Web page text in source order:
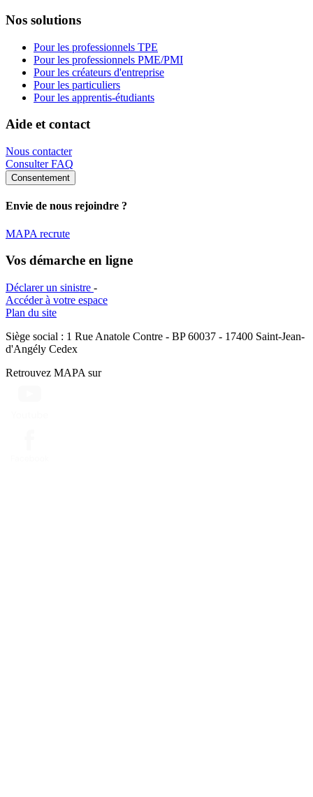
Nos solutions
Pour les professionnels TPE
Pour les professionnels PME/PMI
Pour les créateurs d'entreprise
Pour les particuliers
Pour les apprentis-étudiants
Aide et contact
Nous contacter
Consulter FAQ
Consentement
Envie de nous rejoindre ?
MAPA recrute
Vos démarche en ligne
Déclarer un sinistre -
Accéder à votre espace
Plan du site
Siège social : 1 Rue Anatole Contre - BP 60037 - 17400 Saint-Jean-
d'Angély Cedex
Retrouvez MAPA sur